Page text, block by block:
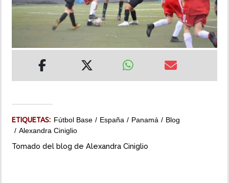
INSÓLITAS
IMPRESO
ETIQUETAS: Fútbol Base España Panamá
Blog
Alexandra Ciniglio
Tomado del blog de Alexandra Ciniglio